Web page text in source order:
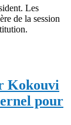
de la session
Kokouvi
pour